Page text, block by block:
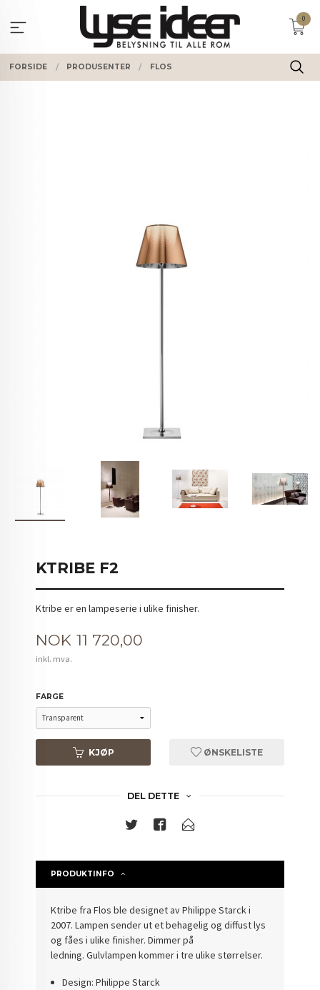
innholdet
0
FORSIDE PRODUSENTER FLOS
KTRIBE F2
Ktribe er en lampeserie i ulike finisher.
Pris
NOK 11 720,00
inkl. mva.
FARGE
KJØP ØNSKELISTE
DEL DETTE
PRODUKTINFO
Ktribe fra Flos ble designet av Philippe Starck i
2007. Lampen sender ut et behagelig og diffust lys
og fåes i ulike finisher. Dimmer på
ledning. Gulvlampen kommer i tre ulike størrelser.
Design: Philippe Starck